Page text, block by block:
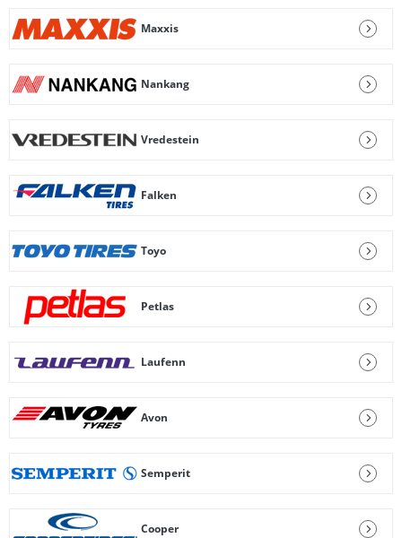
Maxxis
Nankang
Vredestein
Falken
Toyo
Petlas
Laufenn
Avon
Semperit
Cooper